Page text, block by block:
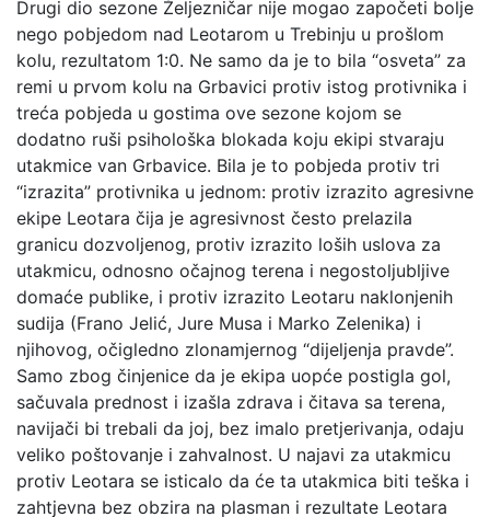
Drugi dio sezone Željezničar nije mogao započeti bolje
nego pobjedom nad Leotarom u Trebinju u prošlom
kolu, rezultatom 1:0. Ne samo da je to bila “osveta” za
remi u prvom kolu na Grbavici protiv istog protivnika i
treća pobjeda u gostima ove sezone kojom se
dodatno ruši psihološka blokada koju ekipi stvaraju
utakmice van Grbavice. Bila je to pobjeda protiv tri
“izrazita” protivnika u jednom: protiv izrazito agresivne
ekipe Leotara čija je agresivnost često prelazila
granicu dozvoljenog, protiv izrazito loših uslova za
utakmicu, odnosno očajnog terena i negostoljubljive
domaće publike, i protiv izrazito Leotaru naklonjenih
sudija (Frano Jelić, Jure Musa i Marko Zelenika) i
njihovog, očigledno zlonamjernog “dijeljenja pravde”.
Samo zbog činjenice da je ekipa uopće postigla gol,
sačuvala prednost i izašla zdrava i čitava sa terena,
navijači bi trebali da joj, bez imalo pretjerivanja, odaju
veliko poštovanje i zahvalnost. U najavi za utakmicu
protiv Leotara se isticalo da će ta utakmica biti teška i
zahtjevna bez obzira na plasman i rezultate Leotara